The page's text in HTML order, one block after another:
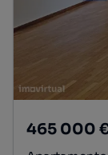
465 000